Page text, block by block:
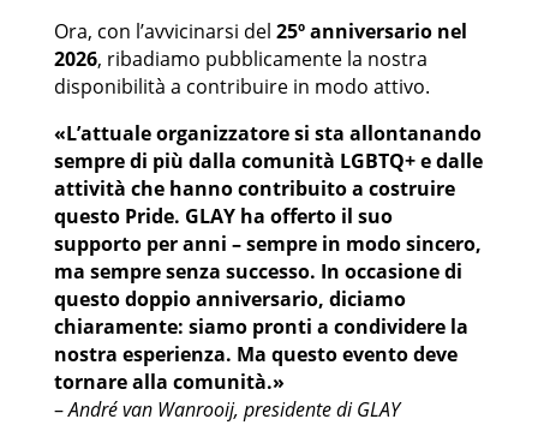
Ora, con l’avvicinarsi del 25º anniversario nel
2026, ribadiamo pubblicamente la nostra
disponibilità a contribuire in modo attivo.
«L’attuale organizzatore si sta allontanando
sempre di più dalla comunità LGBTQ+ e dalle
attività che hanno contribuito a costruire
questo Pride. GLAY ha offerto il suo
supporto per anni – sempre in modo sincero,
ma sempre senza successo. In occasione di
questo doppio anniversario, diciamo
chiaramente: siamo pronti a condividere la
nostra esperienza. Ma questo evento deve
tornare alla comunità.»
–André van Wanrooij, presidente di GLAY